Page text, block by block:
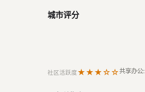
城市评分
社区活跃度 ★★★☆☆共享办公: